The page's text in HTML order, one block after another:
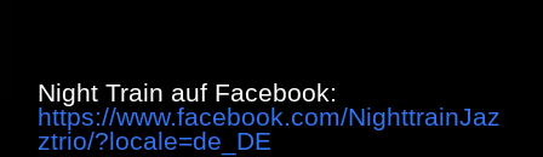
Night Train auf Facebook:
https://www.facebook.com/NighttrainJaz
ztrio/?locale=de_DE